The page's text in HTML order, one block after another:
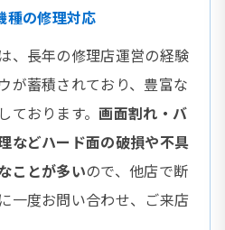
種の修理対応
、長年の修理店運営の経験
が蓄積されており、豊富な
ております。画面割れ・バ
などハード面の破損や不具
ことが多いので、他店で断
一度お問い合わせ、ご来店